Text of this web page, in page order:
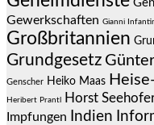
Gewerkschaften Gianni
Großbritannien
Grundgesetz
Genscher Heiko Maas
Heribert Prantl Horst
Impfungen Indien